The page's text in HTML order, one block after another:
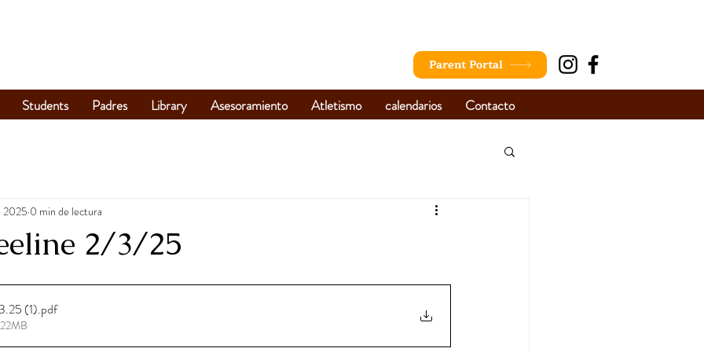
Parent Portal
Students Padres Library Asesoramiento Atletismo calendarios Contacto
2/3/25
2025 0 min de lectura
(1).pdf